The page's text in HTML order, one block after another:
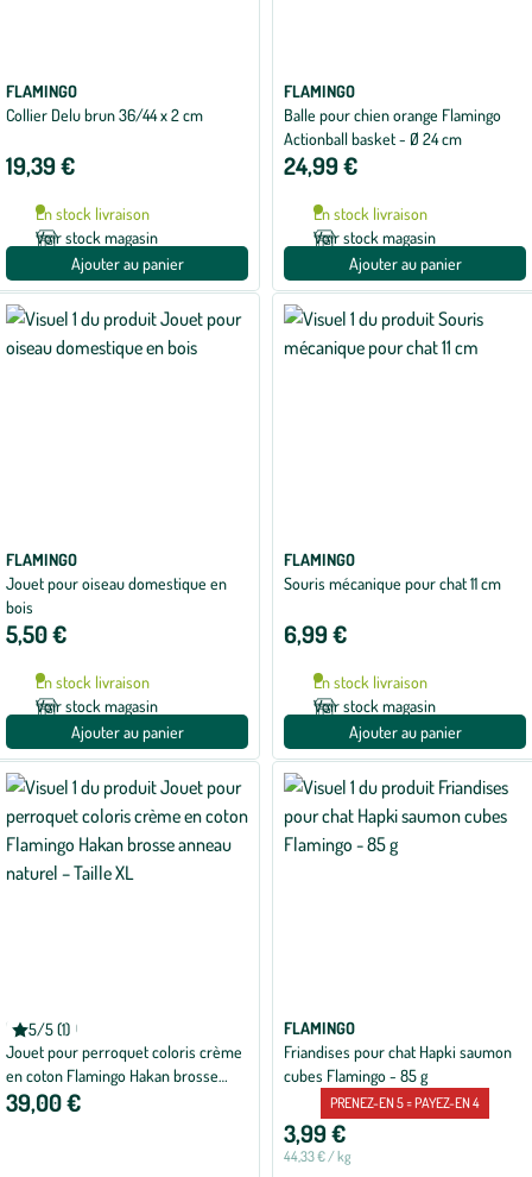
FLAMINGO
Collier Delu brun 36/44 x 2 cm
19,39 €
En stock livraison
Voir stock magasin
Ajouter au panier
FLAMINGO
Balle pour chien orange Flamingo
Actionball basket - Ø 24 cm
24,99 €
En stock livraison
Voir stock magasin
Ajouter au panier
FLAMINGO
Jouet pour oiseau domestique en
bois
5,50 €
En stock livraison
Voir stock magasin
Ajouter au panier
FLAMINGO
Souris mécanique pour chat 11 cm
6,99 €
En stock livraison
Voir stock magasin
Ajouter au panier
5/5 (1)
Note
moyenne
de
5
sur
FLAMINGO
Jouet pour perroquet coloris crème
en coton Flamingo Hakan brosse
anneau naturel – Taille XL
39,00 €
FLAMINGO
Friandises pour chat Hapki saumon
cubes Flamingo - 85 g
PRENEZ-EN 5 = PAYEZ-EN 4
3,99 €
44,33 € / kg